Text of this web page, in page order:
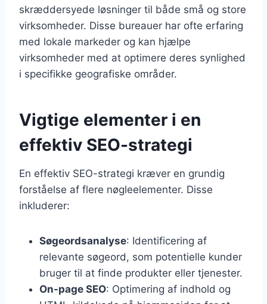
skræddersyede løsninger til både små og store
virksomheder. Disse bureauer har ofte erfaring
med lokale markeder og kan hjælpe
virksomheder med at optimere deres synlighed
i specifikke geografiske områder.
Vigtige elementer i en
effektiv SEO-strategi
En effektiv SEO-strategi kræver en grundig
forståelse af flere nøgleelementer. Disse
inkluderer:
Søgeordsanalyse: Identificering af
relevante søgeord, som potentielle kunder
bruger til at finde produkter eller tjenester.
On-page SEO: Optimering af indhold og